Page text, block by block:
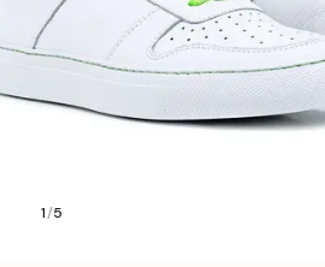
1/5